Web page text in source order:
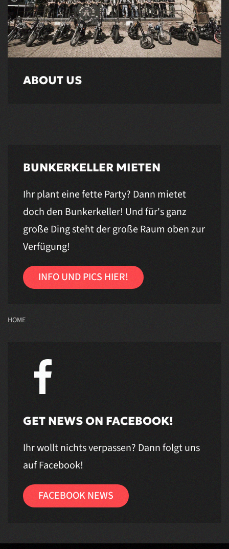
ABOUT US
BUNKERKELLER MIETEN
Ihr plant eine fette Party? Dann mietet
doch den Bunkerkeller! Und für's ganz
große Ding steht der große Raum oben zur
Verfügung!
INFO UND PICS HIER!
HOME
GET NEWS ON FACEBOOK!
Ihr wollt nichts verpassen? Dann folgt uns
auf Facebook!
FACEBOOK NEWS